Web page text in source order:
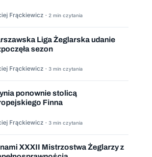
Frąckiewicz · 2 min czytania
Liga Żeglarska udanie
sezon
Frąckiewicz · 3 min czytania
ponownie stolicą
Finna
Frąckiewicz · 3 min czytania
XXXII Mistrzostwa Żeglarzy z